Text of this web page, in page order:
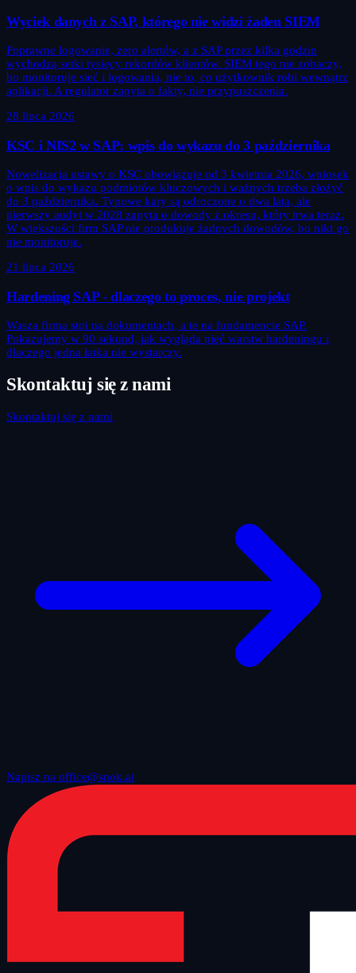
Wyciek danych z SAP, którego nie widzi żaden SIEM
Poprawne logowanie, zero alertów, a z SAP przez kilka godzin
wychodzą setki tysięcy rekordów klientów. SIEM tego nie zobaczy,
bo monitoruje sieć i logowania, nie to, co użytkownik robi wewnątrz
aplikacji. A regulator zapyta o fakty, nie przypuszczenia.
28 lipca 2026
KSC i NIS2 w SAP: wpis do wykazu do 3 października
Nowelizacja ustawy o KSC obowiązuje od 3 kwietnia 2026, wniosek
o wpis do wykazu podmiotów kluczowych i ważnych trzeba złożyć
do 3 października. Typowe kary są odroczone o dwa lata, ale
pierwszy audyt w 2028 zapyta o dowody z okresu, który trwa teraz.
W większości firm SAP nie produkuje żadnych dowodów, bo nikt go
nie monitoruje.
21 lipca 2026
Hardening SAP - dlaczego to proces, nie projekt
Wasza firma stoi na dokumentach, a te na fundamencie SAP.
Pokazujemy w 90 sekund, jak wygląda pięć warstw hardeningu i
dlaczego jedna łatka nie wystarczy.
Skontaktuj się z nami
Skontaktuj się z nami
Napisz na office@snok.ai